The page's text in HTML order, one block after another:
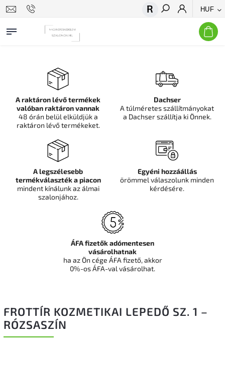
HUF
Keresés
FROTTÍR KOZMETIKAI LEPEDŐ SZ. 1 –
RÓZSASZÍN
A raktáron lévő termékek
valóban raktáron vannak
48 órán belül elküldjük a
raktáron lévő termékeket.
Dachser
A túlméretes szállítmányokat
a Dachser szállítja ki Önnek.
A legszélesebb
termékválaszték a piacon
mindent kínálunk az álmai
szalonjához.
Egyéni hozzáállás
örömmel válaszolunk minden
kérdésére.
ÁFA fizetők adómentesen
vásárolhatnak
ha az Ön cége ÁFA fizető, akkor
0%-os ÁFA-val vásárolhat.